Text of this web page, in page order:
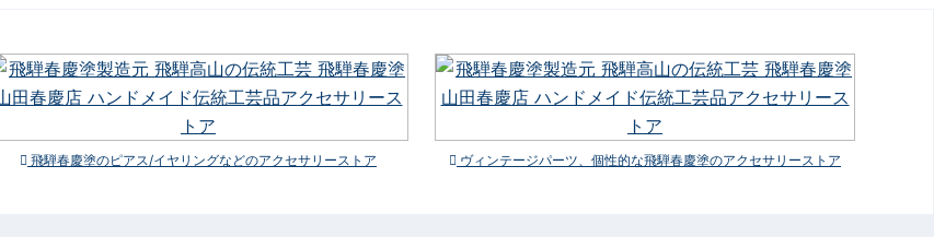
飛騨春慶塗のピアス/イヤリングなどのアクセサリーストア
ヴィンテージパーツ、個性的な飛騨春慶塗のアクセサリーストア